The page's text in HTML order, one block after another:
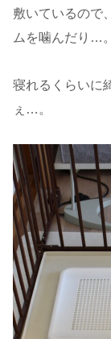
敷いているので
ムを噛んだり…。
寝れるくらいに
ぇ…。